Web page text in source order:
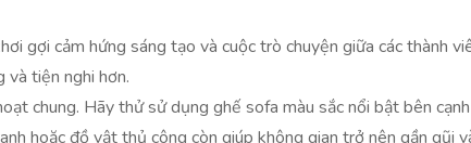
gợi cảm hứng sáng tạo và cuộc trò chuyện giữa các thành
và tiện nghi hơn.
chung. Hãy thử sử dụng ghế sofa màu sắc nổi bật bên
hoặc đồ vật thủ công còn giúp không gian trở nên gần gũi